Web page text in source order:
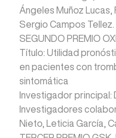
Ángeles Muñoz Lucas,
Sergio Campos Tellez.
SEGUNDO PREMIO
Título: Utilidad
en pacientes con
sintomática
Investigador principal:
Investigadores
Nieto, Leticia García,